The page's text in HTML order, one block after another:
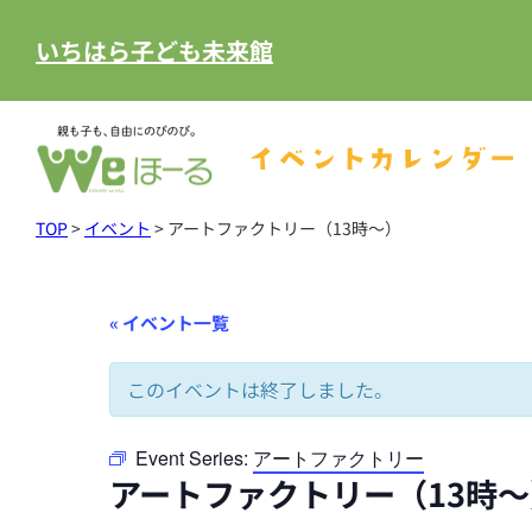
いちはら子ども未来館
イベントカレンダー
TOP> イベント > アートファクトリー（13時～）
« イベント一覧
このイベントは終了しました。
Event Series: アートファクトリー
アートファクトリー（13時